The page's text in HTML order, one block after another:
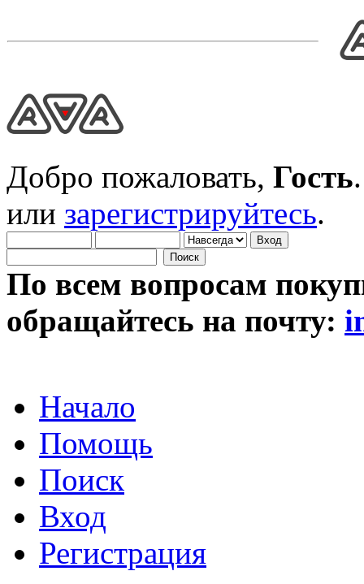
Добро пожаловать, Гость
или зарегистрируйтесь.
По всем вопросам
обращайтесь на почту:
Начало
Помощь
Поиск
Вход
Регистрация